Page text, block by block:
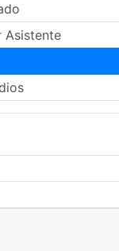
Asistente